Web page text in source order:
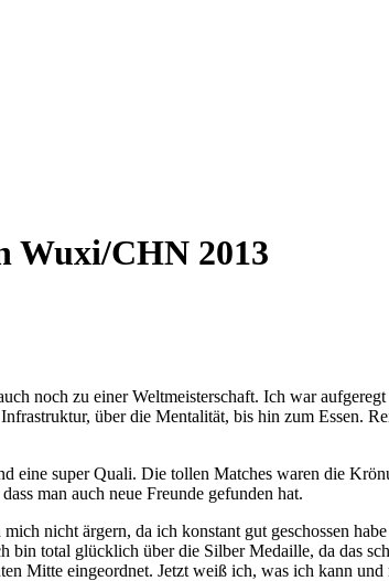
Wuxi/CHN 2013
noch zu einer Weltmeisterschaft. Ich war
über die Mentalität, bis hin zum Essen.
eine super Quali. Die tollen Matches waren die
man auch neue Freunde gefunden hat.
nicht ärgern, da ich konstant gut geschossen
bin total glücklich über die Silber Medaille, da das
Mitte eingeordnet. Jetzt weiß ich, was ich kann und